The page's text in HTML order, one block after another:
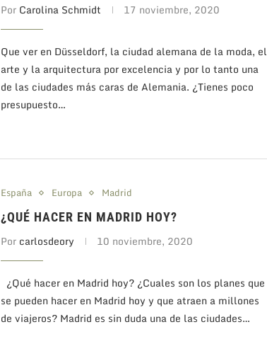
Por Carolina Schmidt 17 noviembre, 2020
Que ver en Düsseldorf, la ciudad alemana de la moda, el
arte y la arquitectura por excelencia y por lo tanto una
de las ciudades más caras de Alemania. ¿Tienes poco
presupuesto…
España Europa Madrid
¿QUÉ HACER EN MADRID HOY?
Por carlosdeory 10 noviembre, 2020
¿Qué hacer en Madrid hoy? ¿Cuales son los planes que
se pueden hacer en Madrid hoy y que atraen a millones
de viajeros? Madrid es sin duda una de las ciudades…